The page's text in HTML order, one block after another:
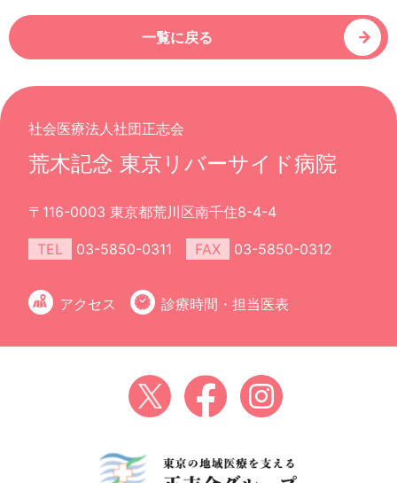
一覧に戻る
社会医療法人社団正志会
荒木記念 東京リバーサイド病院
〒116-0003 東京都荒川区南千住8-4-4
TEL 03-5850-0311 FAX 03-5850-0312
アクセス 診療時間・担当医表